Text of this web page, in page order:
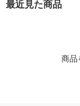
最近見た商品
商品